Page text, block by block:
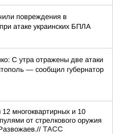
повреждения в
атаке украинских БПЛА
С утра отражены две атаки
— сообщил губернатор
многоквартирных и 10
от стрелкового оружия
ТАСС